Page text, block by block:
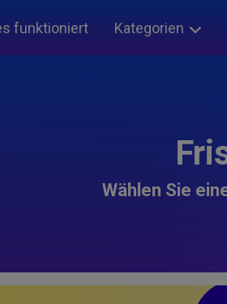
funktioniert Kategorien
Wählen Sie